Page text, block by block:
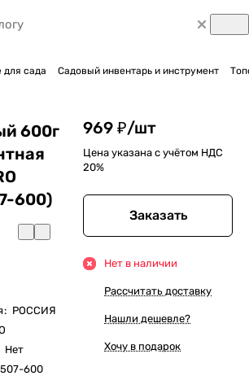
для сада Садовый инвентарь и инструмент
600г
600)
: РОССИЯ
Нет
600
969 ₽/шт
Цена указана с учётом НДС
20%
Заказать
Нет в наличии
Рассчитать доставку
Нашли дешевле?
Хочу в подарок